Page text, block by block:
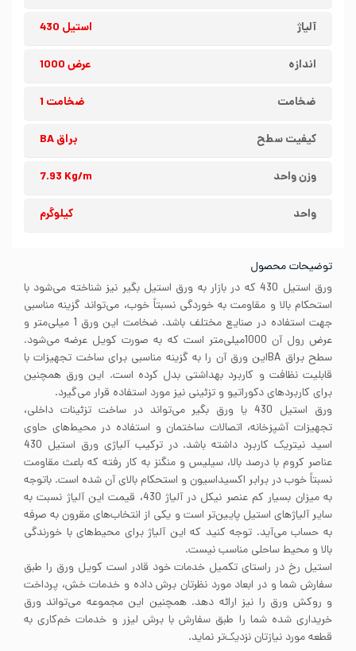
آلیاژ استیل 430
اندازه عرض 1000
ضخامت ضخامت 1
کیفیت سطح براق BA
وزن واحد 7.93 Kg/m
واحد کیلوگرم
توضیحات محصول
ورق استیل 430 که در بازار به ورق استیل بگیر نیز شناخته می‌شود با
استحکام بالا و مقاومت به خوردگی نسبتاً خوب، می‌تواند گزینه مناسبی
جهت استفاده در صنایع مختلف باشد. ضخامت این ورق 1 میلی‌متر و
عرض رول آن 1000میلی‌متر است که به صورت کویل عرضه می‌شود.
سطح براق BAاین ورق آن را به گزینه مناسبی برای ساخت تجهیزات با
قابلیت نظافت و کاربرد بهداشتی بدل کرده است. این ورق همچنین
برای کاربردهای دکوراتیو و تزئینی نیز مورد استفاده قرار می‌گیرد.
ورق استیل 430 یا ورق بگیر می‌تواند در ساخت تزئینات داخلی،
تجهیزات آشپزخانه، اتصالات ساختمان و استفاده در محیط‌های حاوی
اسید نیتریک کاربرد داشته باشد. در ترکیب آلیاژی ورق استیل 430
عناصر کروم با درصد بالا، سیلیس و منگنز به کار رفته که باعث مقاومت
نسبتاً خوب در برابر اکسیداسیون و استحکام بالای آن شده است. باتوجه
به میزان بسیار کم عنصر نیکل در آلیاژ 430، قیمت این آلیاژ نسبت به
سایر آلیاژهای استیل پایین‌تر است و یکی از انتخاب‌های مقرون به صرفه
به حساب می‌آید. توجه کنید که این آلیاژ برای محیط‌های با خورندگی
بالا و محیط ساحلی مناسب نیست.
استیل رخ در راستای تکمیل خدمات خود قادر است کویل ورق را طبق
سفارش شما و در ابعاد مورد نظرتان برش داده و خدمات خش، پرداخت
و روکش ورق را نیز ارائه دهد. همچنین این مجموعه می‌تواند ورق
خریداری شده شما را طبق سفارش با برش لیزر و خدمات خم‌کاری به
قطعه مورد نیازتان نزدیک‌تر نماید.